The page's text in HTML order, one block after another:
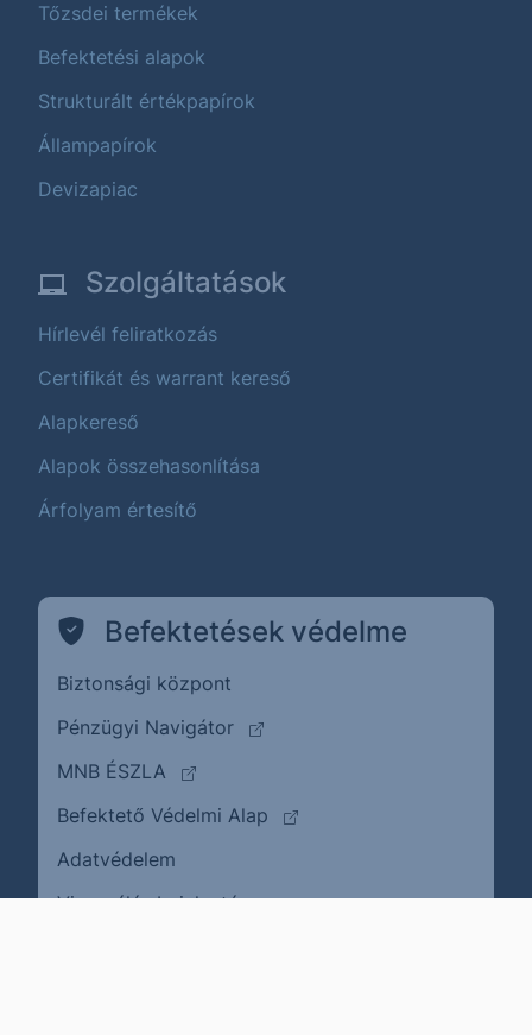
Tőzsdei termékek
Befektetési alapok
Strukturált értékpapírok
Állampapírok
Devizapiac
Szolgáltatások
Hírlevél feliratkozás
Certifikát és warrant kereső
Alapkereső
Alapok összehasonlítása
Árfolyam értesítő
Befektetések védelme
Biztonsági központ
Pénzügyi Navigátor
(külső oldalra ugrik)
MNB ÉSZLA
(külső oldalra ugrik)
Befektető Védelmi Alap
(külső oldalra ugrik)
Adatvédelem
Visszaélés bejelentése(külső oldalra ugrik)